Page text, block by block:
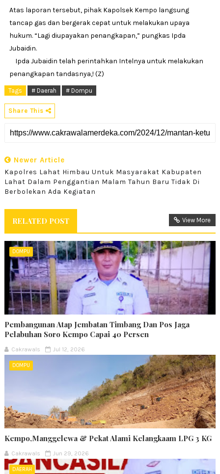
Atas laporan tersebut, pihak Kapolsek Kempo langsung
tancap gas dan bergerak cepat untuk melakukan upaya
hukum. “Lagi diupayakan penangkapan,” pungkas Ipda
Jubaidin.
Ipda Jubaidin telah perintahkan Intelnya untuk melakukan
penangkapan tandasnya,! (Z)
Tags # Daerah # Dompu
Share This
Newer Article
Kapolres Lahat Himbau Untuk Masyarakat Kabupaten
Lahat Dalam Penggantian Malam Tahun Baru Tidak Di
Berbolekan Ada Kegiatan
RELATED POST View More
DOMPU
Pembangunan Atap Jembatan Timbang Dan Pos Jaga
Pelabuhan Soro Kempo Capai 40 Persen
Cakrawals Jul 12, 2026
DOMPU
Kempo,Manggelewa & Pekat Alami Kelangkaam LPG 3 KG
Cakrawals Jun 29, 2026
DAERAH